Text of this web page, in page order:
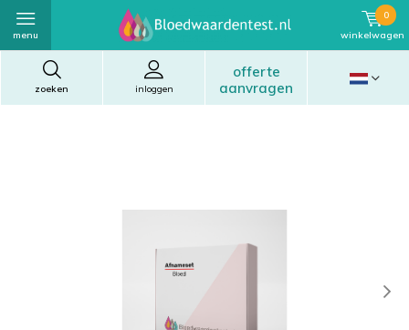
zoeken
offerte
aanvragen
inloggen
menu winkelwagen
0